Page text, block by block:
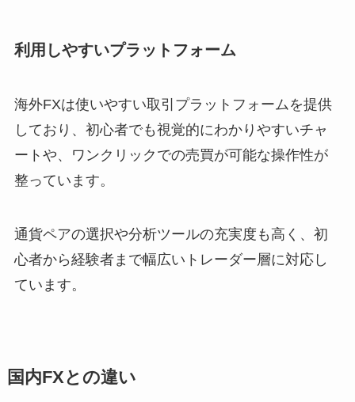
利用しやすいプラットフォーム
海外FXは使いやすい取引プラットフォームを提供
しており、初心者でも視覚的にわかりやすいチャ
ートや、ワンクリックでの売買が可能な操作性が
整っています。
通貨ペアの選択や分析ツールの充実度も高く、初
心者から経験者まで幅広いトレーダー層に対応し
ています。
国内FXとの違い